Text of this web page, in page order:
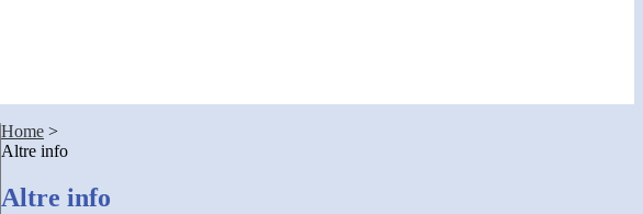
Home >
Altre info
Altre info